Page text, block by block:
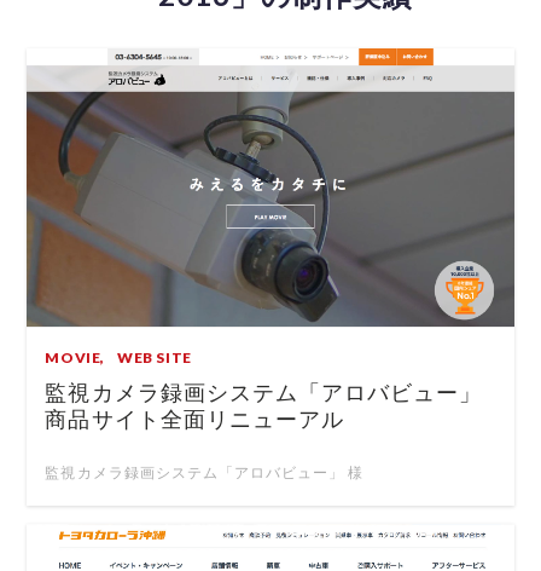
MOVIE WEB SITE
監視カメラ録画システム「アロバビュー」
商品サイト全面リニューアル
監視カメラ録画システム「アロバビュー」 様